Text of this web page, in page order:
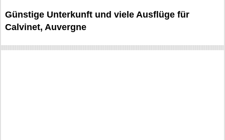
Günstige Unterkunft und viele Ausflüge für
Calvinet, Auvergne